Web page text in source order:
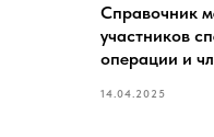
Справочник
участников
операции и
14.04.2025